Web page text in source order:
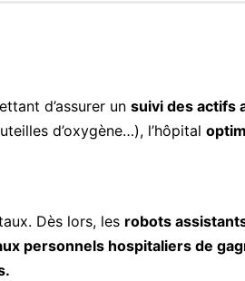
d’assurer un suivi des actifs
d’oxygène…), l’hôpital
Dès lors, les robots
personnels hospitaliers de